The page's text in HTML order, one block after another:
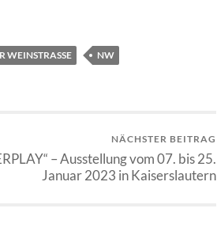
WEINSTRASSE NW
NÄCHSTER BEITRAG
– Ausstellung vom 07. bis 25.
Januar 2023 in Kaiserslautern